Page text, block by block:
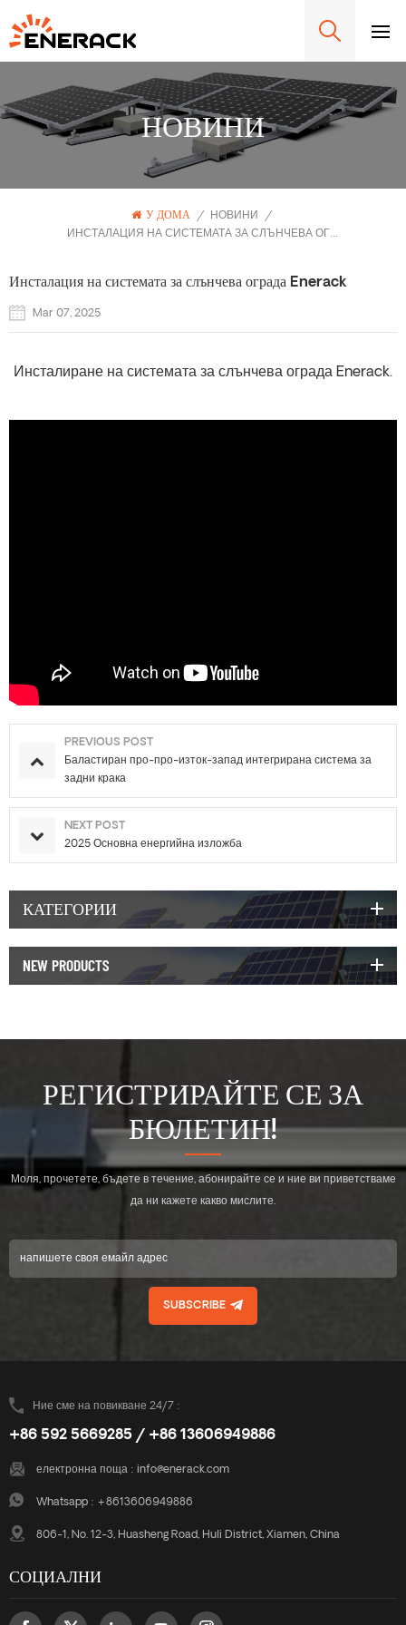
НОВИНИ
У ДОМА / НОВИНИ
/
ИНСТАЛАЦИЯ НА СИСТЕМАТА ЗА СЛЪНЧЕВА ОГРАДА ENERACK
Инсталация на системата за слънчева ограда Enerack
Mar 07, 2025
Инсталиране на системата за слънчева ограда Enerack.
PREVIOUS POST
Баластиран про-про-изток-запад интегрирана система за
задни крака
NEXT POST
2025 Основна енергийна изложба
КАТЕГОРИИ
NEW PRODUCTS
РЕГИСТРИРАЙТЕ СЕ ЗА
БЮЛЕТИН!
Моля, прочетете, бъдете в течение, абонирайте се и ние ви приветстваме
да ни кажете какво мислите.
SUBSCRIBE
Ние сме на повикване 24/7 :
+86 592 5669285 / +86 13606949886
електронна поща : info@enerack.com
Whatsapp : +8613606949886
806-1, No. 12-3, Huasheng Road, Huli District, Xiamen, China
СОЦИАЛНИ